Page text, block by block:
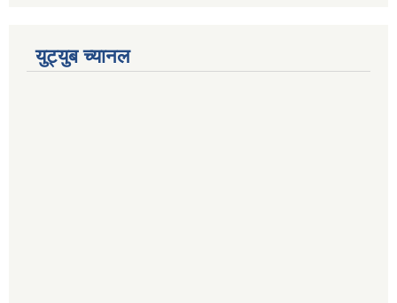
युट्युब च्यानल